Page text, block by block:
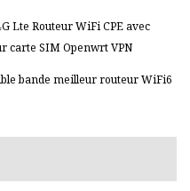
Lte Routeur WiFi CPE avec
carte SIM Openwrt VPN
bande meilleur routeur WiFi6